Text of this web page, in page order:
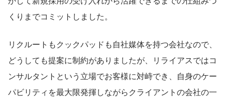
くりまでコミットしました。
リクルートもクックパッドも自社媒体を持つ会社なので、
どうしても提案に制約がありましたが、リライアスではコ
ンサルタントという立場でお客様に対峙でき、自身のケー
パビリティを最大限発揮しながらクライアントの会社の一